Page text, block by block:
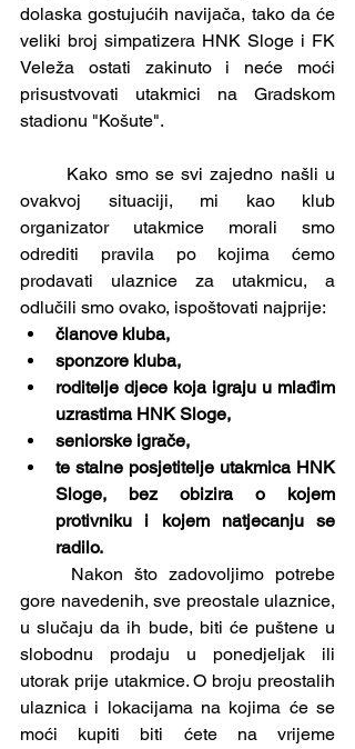
dolaska gostujućih navijača, tako da će
veliki broj simpatizera HNK Sloge i FK
Veleža ostati zakinuto i neće moći
prisustvovati utakmici na Gradskom
stadionu "Košute".
ovakvoj situaciji, mi kao klub
organizator utakmice morali smo
odrediti pravila po kojima ćemo
prodavati ulaznice za utakmicu, a
odlučili smo ovako, ispoštovati najprije:
članove kluba,
sponzore kluba,
roditelje djece koja igraju u mlađim
uzrastima HNK Sloge,
seniorske igrače,
te stalne posjetitelje utakmica HNK
Sloge, bez obizira o kojem
protivniku i kojem natjecanju se
radilo.
gore navedenih, sve preostale ulaznice,
u slučaju da ih bude, biti će puštene u
slobodnu prodaju u ponedjeljak ili
utorak prije utakmice. O broju preostalih
ulaznica i lokacijama na kojima će se
moći kupiti biti ćete na vrijeme